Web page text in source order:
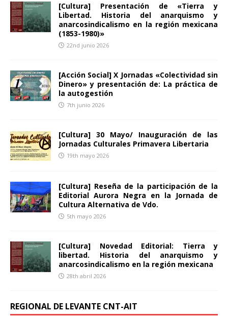
[Cultura] Presentación de «Tierra y
Libertad. Historia del anarquismo y
anarcosindicalismo en la región mexicana
(1853-1980)»
22nd junio 2026
[Acción Social] X Jornadas «Colectividad sin
Dinero» y presentación de: La práctica de
la autogestión
7th junio 2026
[Cultura] 30 Mayo/ Inauguración de las
Jornadas Culturales Primavera Libertaria
19th mayo 2026
[Cultura] Reseña de la participación de la
Editorial Aurora Negra en la Jornada de
Cultura Alternativa de Vdo.
5th mayo 2026
[Cultura] Novedad Editorial: Tierra y
libertad. Historia del anarquismo y
anarcosindicalismo en la región mexicana
28th abril 2026
REGIONAL DE LEVANTE CNT-AIT